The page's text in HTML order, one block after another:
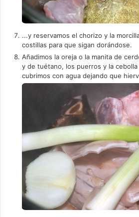
...y reservamos el chorizo y la
costillas para que sigan dorándose.
Añadimos la oreja o la manita de
y de tuétano, los puerros y la
cubrimos con agua dejando que